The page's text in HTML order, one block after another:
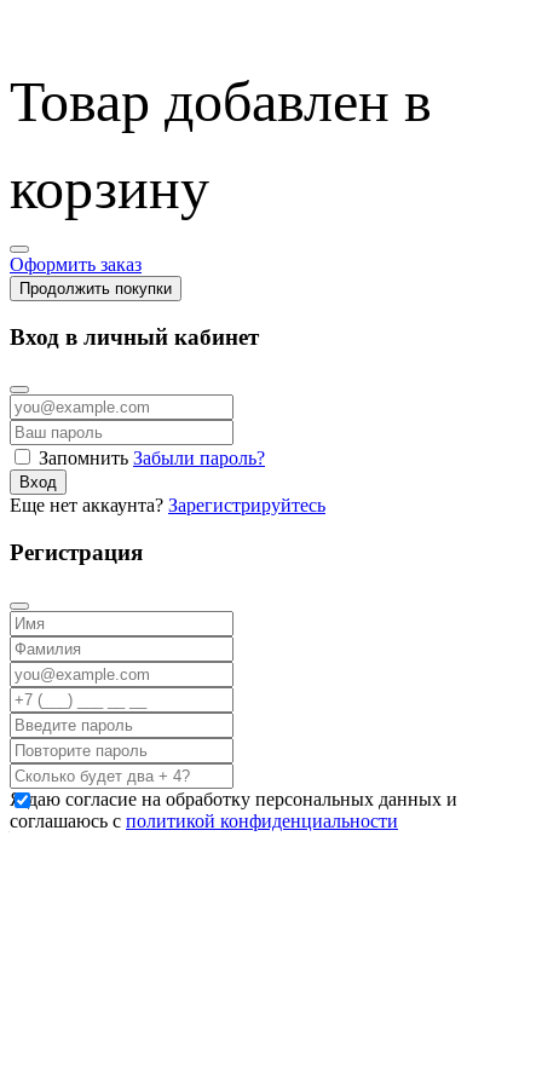
Товар добавлен в
корзину
Оформить заказ
Продолжить покупки
Вход в личный кабинет
Запомнить Забыли пароль?
Вход
Еще нет аккаунта? Зарегистрируйтесь
Регистрация
Я даю согласие на обработку персональных данных и
соглашаюсь с политикой конфиденциальности